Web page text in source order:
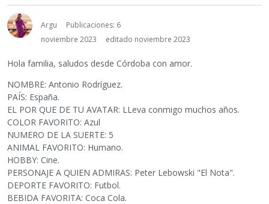
Argu
Publicaciones: 6
noviembre 2023
editado noviembre 2023
Hola familia, saludos desde Córdoba con amor.
NOMBRE: Antonio Rodríguez.
PAÍS: España.
EL POR QUE DE TU AVATAR: LLeva conmigo muchos años.
COLOR FAVORITO: Azul
NUMERO DE LA SUERTE: 5
ANIMAL FAVORITO: Humano.
HOBBY: Cine.
PERSONAJE A QUIEN ADMIRAS: Peter Lebowski "El Nota".
DEPORTE FAVORITO: Futbol.
BEBIDA FAVORITA: Coca Cola.